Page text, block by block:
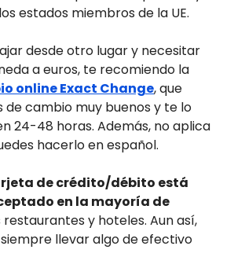
estados miembros de la UE.
desde otro lugar y necesitar
a euros, te recomiendo la
online Exact Change, que
de cambio muy buenos y te lo
24-48 horas. Además, no aplica
hacerlo en español.
de crédito/débito está
en la mayoría de
restaurantes y hoteles. Aun así,
llevar algo de efectivo